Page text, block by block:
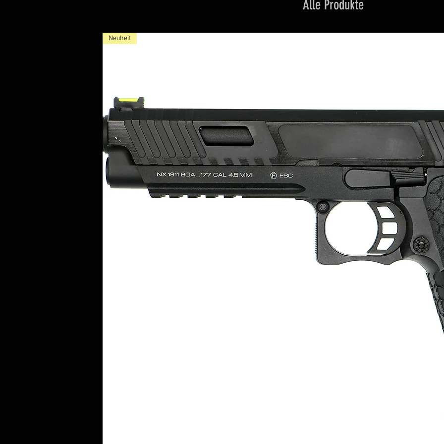
Alle Produkte
Neuheit